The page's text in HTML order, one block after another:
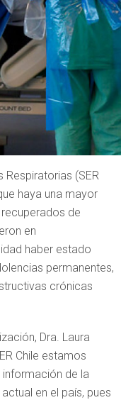
Respiratorias (SER
haya una mayor
de
en
haber estado
permanentes,
crónicas
Dra. Laura
Chile estamos
de la
en el país, pues